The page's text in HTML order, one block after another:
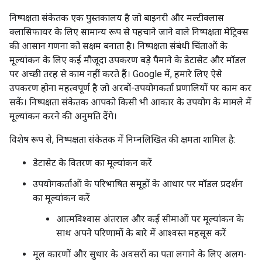
निष्पक्षता संकेतक एक पुस्तकालय है जो बाइनरी और मल्टीक्लास
क्लासिफायर के लिए सामान्य रूप से पहचाने जाने वाले निष्पक्षता मेट्रिक्स
की आसान गणना को सक्षम बनाता है। निष्पक्षता संबंधी चिंताओं के
मूल्यांकन के लिए कई मौजूदा उपकरण बड़े पैमाने के डेटासेट और मॉडल
पर अच्छी तरह से काम नहीं करते हैं। Google में, हमारे लिए ऐसे
उपकरण होना महत्वपूर्ण है जो अरबों-उपयोगकर्ता प्रणालियों पर काम कर
सकें। निष्पक्षता संकेतक आपको किसी भी आकार के उपयोग के मामले में
मूल्यांकन करने की अनुमति देंगे।
विशेष रूप से, निष्पक्षता संकेतक में निम्नलिखित की क्षमता शामिल है:
डेटासेट के वितरण का मूल्यांकन करें
उपयोगकर्ताओं के परिभाषित समूहों के आधार पर मॉडल प्रदर्शन
का मूल्यांकन करें
आत्मविश्वास अंतराल और कई सीमाओं पर मूल्यांकन के
साथ अपने परिणामों के बारे में आश्वस्त महसूस करें
मूल कारणों और सुधार के अवसरों का पता लगाने के लिए अलग-